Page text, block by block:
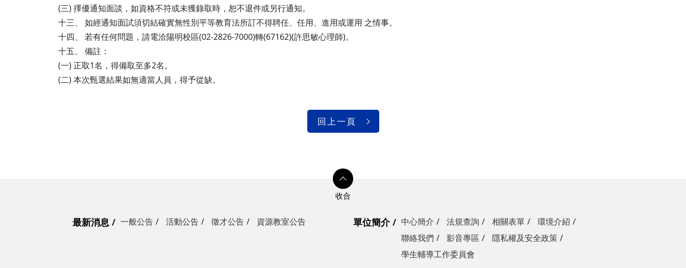
(三) 擇優通知面談，如資格不符或未獲錄取時，恕不退件或另行通知。
十三、 如經通知面試須切結確實無性別平等教育法所訂不得聘任、任用、進用或運用 之情事。
十四、 若有任何問題，請電洽陽明校區(02-2826-7000)轉(67162)(許思敏心理師)。
十五、 備註：
(一) 正取1名，得備取至多2名。
(二) 本次甄選結果如無適當人員，得予從缺。
回上一頁
最新消息 一般公告 活動公告 徵才公告 資源教室公告 單位簡介 中心簡介 法規查詢 相關表單
環境介紹
聯絡我們
影音專區
隱私權及安全政策
學生輔導工作委員會